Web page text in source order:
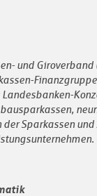
und Giroverband
Sparkassen